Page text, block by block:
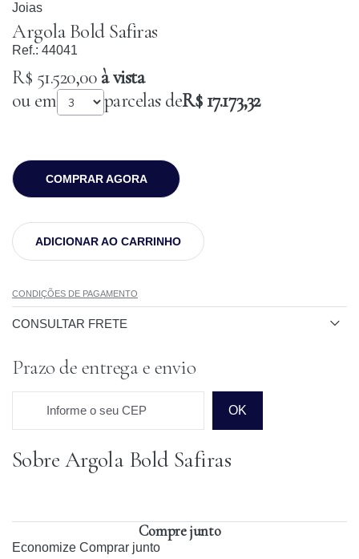
Joias
Argola Bold Safiras
Ref.: 44041
R$ 51.520,00à vista
ou em
parcelas deR$ 17.173,32
COMPRAR AGORA
ADICIONAR AO CARRINHO
CONDIÇÕES DE PAGAMENTO
CONSULTAR FRETE
Prazo de entrega e envio
Informe o seu CEP OK
Prazo para o CEP
Sobre Argola Bold Safiras
Compre junto
Economize Comprar junto